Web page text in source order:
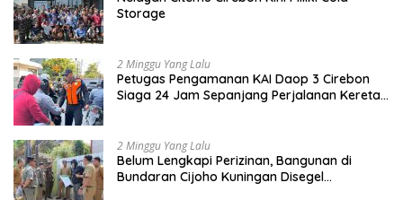
Storage
2 Minggu Yang Lalu
Petugas Pengamanan KAI Daop 3 Cirebon
Siaga 24 Jam Sepanjang Perjalanan Kereta
2 Minggu Yang Lalu
Belum Lengkapi Perizinan, Bangunan di
Bundaran Cijoho Kuningan Disegel